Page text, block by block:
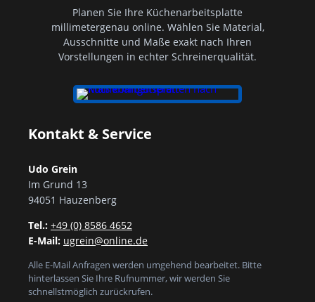
Planen Sie Ihre Küchenarbeitsplatte
millimetergenau online. Wählen Sie Material,
Ausschnitte und Maße exakt nach Ihren
Vorstellungen in echter Schreinerqualität.
Kontakt & Service
Udo Grein
Im Grund 13
94051 Hauzenberg
Tel.: +49 (0) 8586 4652
E-Mail: ugrein@online.de
Alle E-Mail Anfragen werden umgehend bearbeitet. Bitte
hinterlassen Sie Ihre Rufnummer, wir werden Sie
schnellstmöglich zurückrufen.